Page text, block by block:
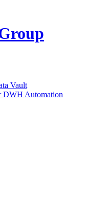
Vault
DWH Automation